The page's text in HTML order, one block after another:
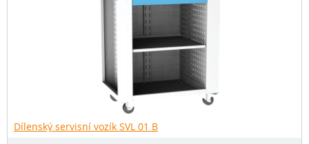
Dílenský servisní vozík SVL 01 B